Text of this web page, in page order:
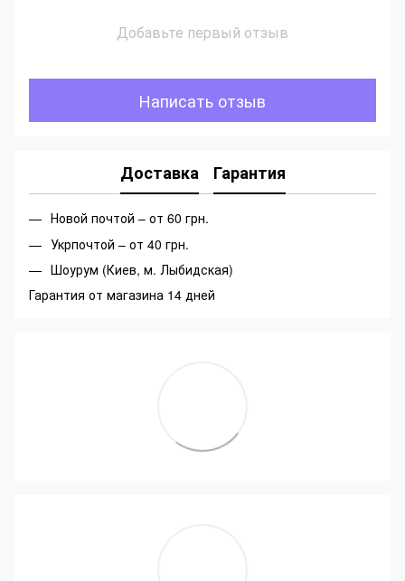
Добавьте первый отзыв
Написать отзыв
Доставка Гарантия
Новой почтой – от 60 грн.
Укрпочтой – от 40 грн.
Шоурум (Киев, м. Лыбидская)
Гарантия от магазина 14 дней